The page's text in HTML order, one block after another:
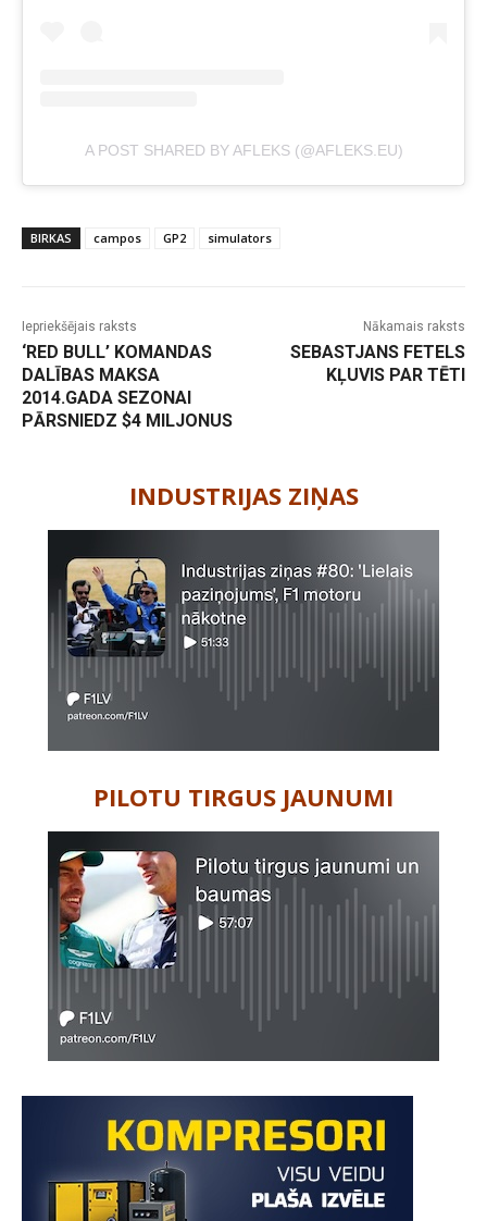
A POST SHARED BY AFLEKS (@AFLEKS.EU)
BIRKAS campos GP2 simulators
Iepriekšējais raksts
‘RED BULL’ KOMANDAS
DALĪBAS MAKSA
2014.GADA SEZONAI
PĀRSNIEDZ $4 MILJONUS
Nākamais raksts
SEBASTJANS FETELS
KĻUVIS PAR TĒTI
INDUSTRIJAS ZIŅAS
PILOTU TIRGUS JAUNUMI